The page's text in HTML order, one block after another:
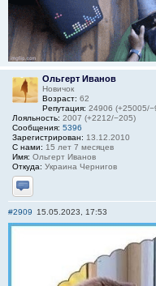
Ольгерт Иванов
Новичок
Возраст: 62
Репутация: 24906 (+25005/
Лояльность: 2007 (+2212/−205)
Сообщения: 5396
Зарегистрирован: 13.12.2010
С нами: 15 лет 7 месяцев
Имя: Ольгерт Иванов
Откуда: Украина Чернигов
Отправить личное
#2909 15.05.2023, 17:53